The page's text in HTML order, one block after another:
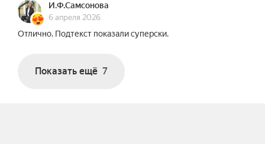
И.Ф.Самсонова
6 апреля 2026
Отлично. Подтекст показали суперски.
Показать ещё 7